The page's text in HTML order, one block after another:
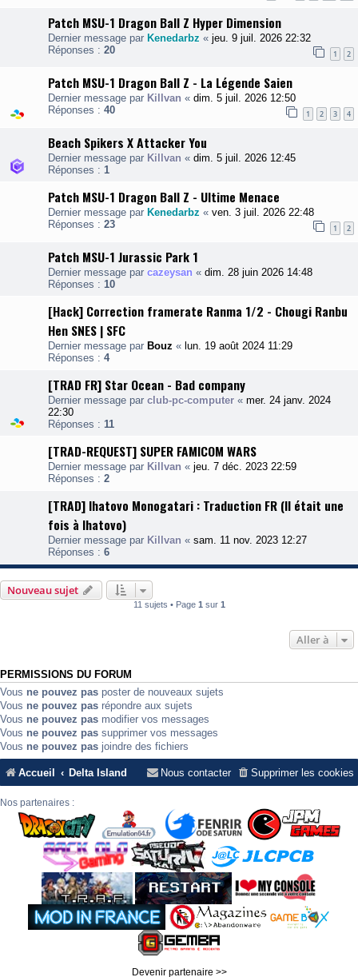
Patch MSU-1 Dragon Ball Z Hyper Dimension
Dernier message par Kenedarbz « jeu. 9 juil. 2026 22:32
Réponses : 20 1 2
Patch MSU-1 Dragon Ball Z - La Légende Saien
Dernier message par Killvan « dim. 5 juil. 2026 12:50
Réponses : 40 1 2 3 4
Beach Spikers X Attacker You
Dernier message par Killvan « dim. 5 juil. 2026 12:45
Réponses : 1
Patch MSU-1 Dragon Ball Z - Ultime Menace
Dernier message par Kenedarbz « ven. 3 juil. 2026 22:48
Réponses : 23 1 2
Patch MSU-1 Jurassic Park 1
Dernier message par cazeysan « dim. 28 juin 2026 14:48
Réponses : 10
[Hack] Correction framerate Ranma 1/2 - Chougi Ranbu
Hen SNES | SFC
Dernier message par Bouz « lun. 19 août 2024 11:29
Réponses : 4
[TRAD FR] Star Ocean - Bad company
Dernier message par club-pc-computer « mer. 24 janv. 2024
22:30
Réponses : 11
[TRAD-REQUEST] SUPER FAMICOM WARS
Dernier message par Killvan « jeu. 7 déc. 2023 22:59
Réponses : 2
[TRAD] Ihatovo Monogatari : Traduction FR (Il était une
fois à Ihatovo)
Dernier message par Killvan « sam. 11 nov. 2023 12:27
Réponses : 6
Nouveau sujet
11 sujets • Page 1 sur 1
Aller à
PERMISSIONS DU FORUM
Vous ne pouvez pas poster de nouveaux sujets
Vous ne pouvez pas répondre aux sujets
Vous ne pouvez pas modifier vos messages
Vous ne pouvez pas supprimer vos messages
Vous ne pouvez pas joindre des fichiers
Accueil Delta Island Supprimer les cookies
Nous contacter
Nos partenaires :
Devenir partenaire >>